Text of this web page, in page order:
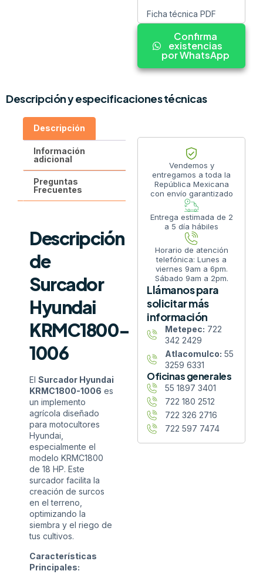
Ficha técnica PDF
Confirma
existencias
por WhatsApp
Descripción y especificaciones técnicas
Descripción
Información
adicional
Preguntas
Frecuentes
Descripción
de
Surcador
Hyundai
KRMC1800-
1006
El Surcador Hyundai
KRMC1800-1006 es
un implemento
agrícola diseñado
para motocultores
Hyundai,
especialmente el
modelo KRMC1800
de 18 HP. Este
surcador facilita la
creación de surcos
en el terreno,
optimizando la
siembra y el riego de
tus cultivos.
Características
Principales:
Vendemos y
entregamos a toda la
República Mexicana
con envío garantizado
Entrega estimada de 2
a 5 día hábiles
Horario de atención
telefónica: Lunes a
viernes 9am a 6pm.
Sábado 9am a 2pm.
Llámanos para
solicitar más
información
Metepec: 722
342 2429
Atlacomulco: 55
3259 6331
Oficinas generales
55 1897 3401
722 180 2512
722 326 2716
722 597 7474